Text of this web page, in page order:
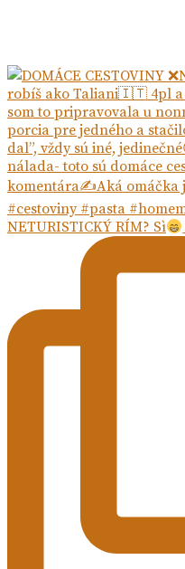
NETURISTICKÝ RÍM? Sì